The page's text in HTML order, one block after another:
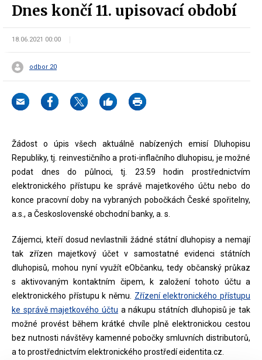
Dnes končí 11. upisovací období
18.06.2021 00:00
odbor 20
Žádost o úpis všech aktuálně nabízených emisí Dluhopisu
Republiky, tj. reinvestičního a proti-inflačního dluhopisu, je možné
podat dnes do půlnoci, tj. 23.59 hodin prostřednictvím
elektronického přístupu ke správě majetkového účtu nebo do
konce pracovní doby na vybraných pobočkách České spořitelny,
a.s., a Československé obchodní banky, a. s.
Zájemci, kteří dosud nevlastnili žádné státní dluhopisy a nemají
tak zřízen majetkový účet v samostatné evidenci státních
dluhopisů, mohou nyní využít eObčanku, tedy občanský průkaz
s aktivovaným kontaktním čipem, k založení tohoto účtu a
elektronického přístupu k němu. Zřízení elektronického přístupu
ke správě majetkového účtu a nákupu státních dluhopisů je tak
možné provést během krátké chvíle plně elektronickou cestou
bez nutnosti návštěvy kamenné pobočky smluvních distributorů,
a to prostřednictvím elektronického prostředí eidentita.cz.